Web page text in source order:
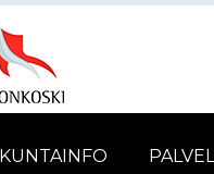
KUNTAINFO